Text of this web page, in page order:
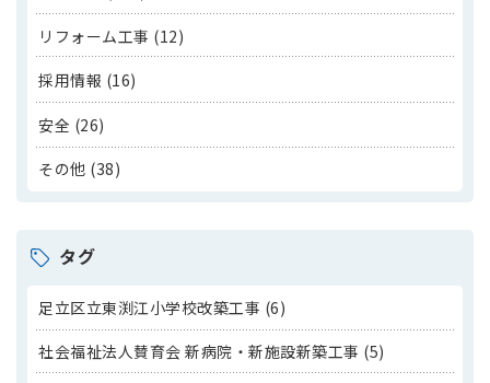
リフォーム工事 (12)
採用情報 (16)
安全 (26)
その他 (38)
タグ
足立区立東渕江小学校改築工事 (6)
社会福祉法人賛育会 新病院・新施設新築工事 (5)